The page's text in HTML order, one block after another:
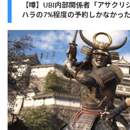
【噂】UBI内部関係者「アサク
ハラの7%程度の予約しかなかった